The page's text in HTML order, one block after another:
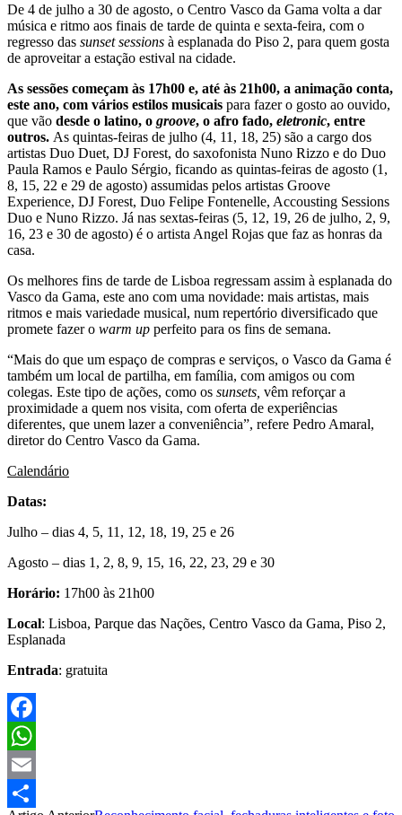
De 4 de julho a 30 de agosto, o Centro Vasco da Gama volta a dar
música e ritmo aos finais de tarde de quinta e sexta-feira, com o
regresso das sunset sessions à esplanada do Piso 2, para quem gosta
de aproveitar a estação estival na cidade.
As sessões começam às 17h00 e, até às 21h00, a animação conta,
este ano, com vários estilos musicais para fazer o gosto ao ouvido,
que vão desde o latino, o groove, o afro fado, eletronic, entre
outros. As quintas-feiras de julho (4, 11, 18, 25) são a cargo dos
artistas Duo Duet, DJ Forest, do saxofonista Nuno Rizzo e do Duo
Paula Ramos e Paulo Sérgio, ficando as quintas-feiras de agosto (1,
8, 15, 22 e 29 de agosto) assumidas pelos artistas Groove
Experience, DJ Forest, Duo Felipe Fontenelle, Accousting Sessions
Duo e Nuno Rizzo. Já nas sextas-feiras (5, 12, 19, 26 de julho, 2, 9,
16, 23 e 30 de agosto) é o artista Angel Rojas que faz as honras da
casa.
Os melhores fins de tarde de Lisboa regressam assim à esplanada do
Vasco da Gama, este ano com uma novidade: mais artistas, mais
ritmos e mais variedade musical, num repertório diversificado que
promete fazer o warm up perfeito para os fins de semana.
“Mais do que um espaço de compras e serviços, o Vasco da Gama é
também um local de partilha, em família, com amigos ou com
colegas. Este tipo de ações, como os sunsets, vêm reforçar a
proximidade a quem nos visita, com oferta de experiências
diferentes, que unem lazer a conveniência”, refere Pedro Amaral,
diretor do Centro Vasco da Gama.
Calendário
Datas:
Julho – dias 4, 5, 11, 12, 18, 19, 25 e 26
Agosto – dias 1, 2, 8, 9, 15, 16, 22, 23, 29 e 30
Horário: 17h00 às 21h00
Local: Lisboa, Parque das Nações, Centro Vasco da Gama, Piso 2,
Esplanada
Entrada: gratuita
Facebook
WhatsApp
Email